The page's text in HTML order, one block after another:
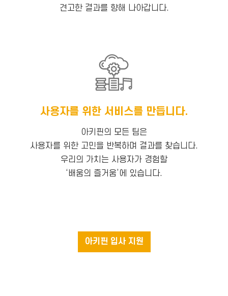
견고한 결과를 향해 나아갑니다.
사용자를 위한 서비스를 만듭니다.
아키핀의 모든 팀은
사용자를 위한 고민을 반복하며 결과를 찾습니다.
우리의 가치는 사용자가 경험할
‘배움의 즐거움’에 있습니다.
아키핀 입사 지원